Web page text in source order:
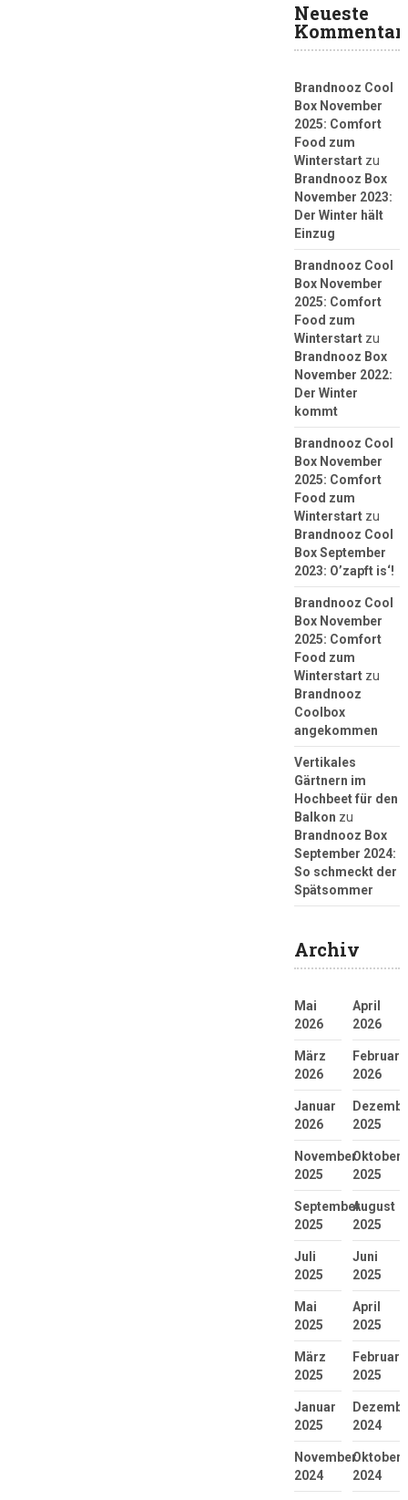
Neueste
Brandnooz Cool
Box November
2025: Comfort
Food zum
Winterstartzu
Brandnooz Box
November 2023:
Der Winter hält
Einzug
Brandnooz Cool
Box November
2025: Comfort
Food zum
Winterstartzu
Brandnooz Box
November 2022:
Der Winter
kommt
Brandnooz Cool
Box November
2025: Comfort
Food zum
Winterstartzu
Brandnooz Cool
Box September
2023: O’zapft is‘!
Brandnooz Cool
Box November
2025: Comfort
Food zum
Winterstartzu
Brandnooz
Coolbox
angekommen
Vertikales
Gärtnern im
Hochbeet für den
Balkon zu
Brandnooz Box
September 2024:
So schmeckt der
Spätsommer
Archiv
Mai
2026
April
2026
März
2026
Februar
2026
Januar
2026
2025
November
2025
Oktober
2025
September
2025
August
2025
Juli
2025
Juni
2025
Mai
2025
April
2025
März
2025
Februar
2025
Januar
2025
2024
November
2024
Oktober
2024